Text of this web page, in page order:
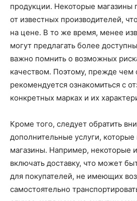
продукции. Некоторые магазины
от известных производителей,
на цене. В то же время, менее
могут предлагать более
важно помнить о возможных
качеством. Поэтому, прежде чем
рекомендуется ознакомиться с
конкретных марках и их
Кроме того, следует обратить
дополнительные услуги, которые
магазины. Например, некоторые
включать доставку, что может
для покупателей, не имеющих
самостоятельно